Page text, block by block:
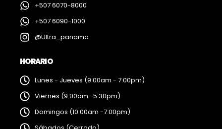
+507 6070-8000
+507 6090-1000
@Ultra_panama
HORARIO
Lunes - Jueves (9:00am - 7:00pm)
Viernes (9:00am -5:30pm)
Domingos (10:00am -7:00pm)